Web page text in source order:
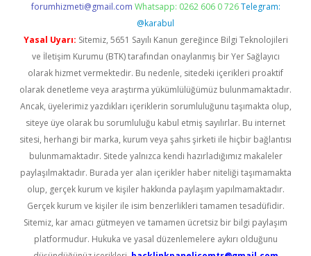
forumhizmeti@gmail.com Whatsapp: 0262 606 0 726 Telegram:
@karabul
Yasal Uyarı: Sitemiz, 5651 Sayılı Kanun gereğince Bilgi Teknolojileri
ve İletişim Kurumu (BTK) tarafından onaylanmış bir Yer Sağlayıcı
olarak hizmet vermektedir. Bu nedenle, sitedeki içerikleri proaktif
olarak denetleme veya araştırma yükümlülüğümüz bulunmamaktadır.
Ancak, üyelerimiz yazdıkları içeriklerin sorumluluğunu taşımakta olup,
siteye üye olarak bu sorumluluğu kabul etmiş sayılırlar. Bu internet
sitesi, herhangi bir marka, kurum veya şahıs şirketi ile hiçbir bağlantısı
bulunmamaktadır. Sitede yalnızca kendi hazırladığımız makaleler
paylaşılmaktadır. Burada yer alan içerikler haber niteliği taşımamakta
olup, gerçek kurum ve kişiler hakkında paylaşım yapılmamaktadır.
Gerçek kurum ve kişiler ile isim benzerlikleri tamamen tesadüfidir.
Sitemiz, kar amacı gütmeyen ve tamamen ücretsiz bir bilgi paylaşım
platformudur. Hukuka ve yasal düzenlemelere aykırı olduğunu